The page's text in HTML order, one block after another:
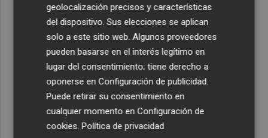
geolocalización precisos y características
del dispositivo. Sus elecciones se aplican
solo a este sitio web. Algunos proveedores
pueden basarse en el interés legítimo en
lugar del consentimiento; tiene derecho a
oponerse enConfiguración de publicidad
Puede retirar su consentimiento en
cualquier momento enConfiguración de
cookies .Política de privacidad